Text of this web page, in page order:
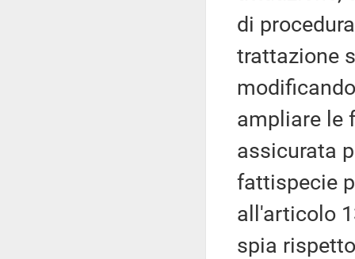
di
trattazione
ampliare le
assicurata
fattispecie
all'articolo
spia